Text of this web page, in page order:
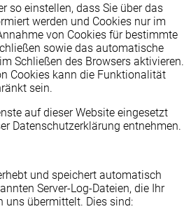
so einstellen, dass Sie über das
werden und Cookies nur im
von Cookies für bestimmte
sowie das automatische
Schließen des Browsers aktivieren.
Cookies kann die Funktionalität
sein.
auf dieser Website eingesetzt
Datenschutzerklärung entnehmen.
und speichert automatisch
Server-Log-Dateien, die Ihr
uns übermittelt. Dies sind: